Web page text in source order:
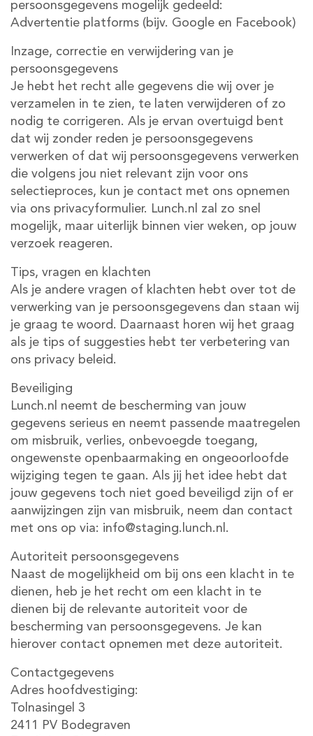
persoonsgegevens mogelijk gedeeld:
Advertentie platforms (bijv. Google en Facebook)
Inzage, correctie en verwijdering van je
persoonsgegevens
Je hebt het recht alle gegevens die wij over je
verzamelen in te zien, te laten verwijderen of zo
nodig te corrigeren. Als je ervan overtuigd bent
dat wij zonder reden je persoonsgegevens
verwerken of dat wij persoonsgegevens verwerken
die volgens jou niet relevant zijn voor ons
selectieproces, kun je contact met ons opnemen
via ons privacyformulier. Lunch.nl zal zo snel
mogelijk, maar uiterlijk binnen vier weken, op jouw
verzoek reageren.
Tips, vragen en klachten
Als je andere vragen of klachten hebt over tot de
verwerking van je persoonsgegevens dan staan wij
je graag te woord. Daarnaast horen wij het graag
als je tips of suggesties hebt ter verbetering van
ons privacy beleid.
Beveiliging
Lunch.nl neemt de bescherming van jouw
gegevens serieus en neemt passende maatregelen
om misbruik, verlies, onbevoegde toegang,
ongewenste openbaarmaking en ongeoorloofde
wijziging tegen te gaan. Als jij het idee hebt dat
jouw gegevens toch niet goed beveiligd zijn of er
aanwijzingen zijn van misbruik, neem dan contact
met ons op via: info@staging.lunch.nl .
Autoriteit persoonsgegevens
Naast de mogelijkheid om bij ons een klacht in te
dienen, heb je het recht om een klacht in te
dienen bij de relevante autoriteit voor de
bescherming van persoonsgegevens. Je kan
hierover contact opnemen met deze autoriteit.
Contactgegevens
Adres hoofdvestiging:
Tolnasingel 3
2411 PV Bodegraven